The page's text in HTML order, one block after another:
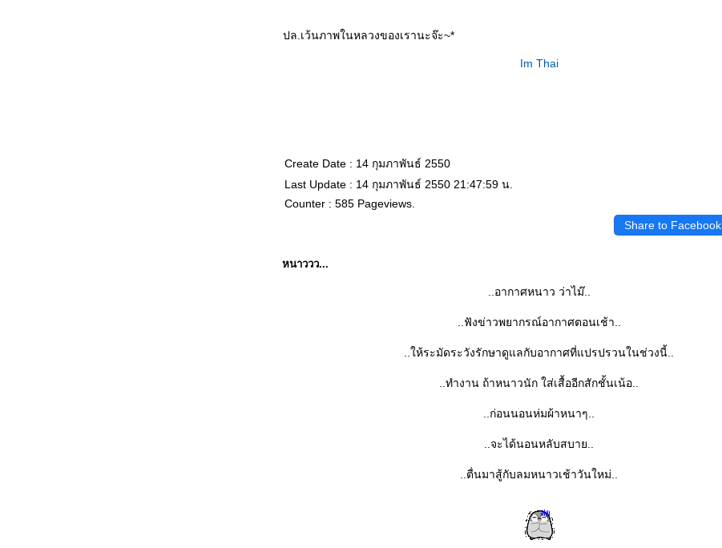
ปล.เว้นภาพในหลวงของเรานะจ๊ะ~*
Im Thai
Create Date : 14 กุมภาพันธ์ 2550
Last Update : 14 กุมภาพันธ์ 2550 21:47:59 น.
Counter : 585 Pageviews.
Share to Facebook
หนาววว...
..อากาศหนาว ว่าไม๊..
..ฟังข่าวพยากรณ์อากาศตอนเช้า..
..ให้ระมัดระวังรักษาดูแลกับอากาศที่แปรปรวนในช่วงนี้..
..ทำงาน ถ้าหนาวนัก ใส่เสื้ออีกสักชั้นเน้อ..
..ก่อนนอนห่มผ้าหนาๆ..
..จะได้นอนหลับสบาย..
..ตื่นมาสู้กับลมหนาวเช้าวันใหม่..